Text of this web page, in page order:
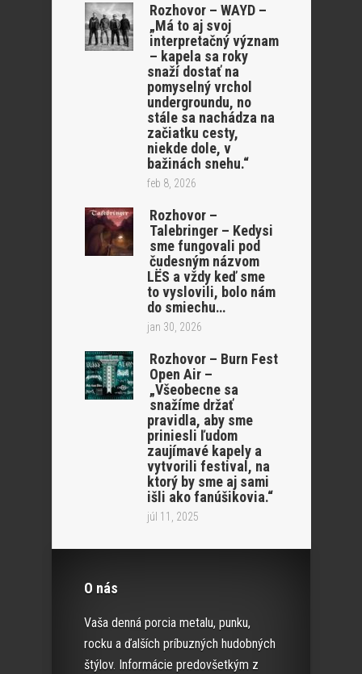
Rozhovor – WAYD –
„Má to aj svoj
interpretačný význam
– kapela sa roky
snaží dostať na
pomyselný vrchol
undergroundu, no
stále sa nachádza na
začiatku cesty,
niekde dole, v
bažinách snehu.“
feb 8, 2026
Rozhovor –
Talebringer – Kedysi
sme fungovali pod
čudesným názvom
LËS a vždy keď sme
to vyslovili, bolo nám
do smiechu…
jan 30, 2026
Rozhovor – Burn Fest
Open Air –
„Všeobecne sa
snažíme držať
pravidla, aby sme
priniesli ľudom
zaujímavé kapely a
vytvorili festival, na
ktorý by sme aj sami
išli ako fanúšikovia.“
júl 11, 2025
O nás
Vaša denná porcia metalu, punku,
rocku a ďalších príbuzných hudobných
štýlov. Informácie predovšetkým z